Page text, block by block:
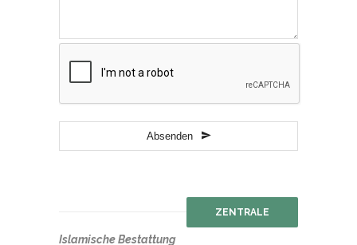
Absenden
ZENTRALE
Islamische Bestattung